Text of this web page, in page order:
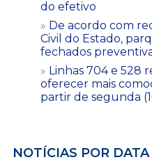
do efetivo
De acordo com
Civil do Estado,
fechados
Linhas 704 e 528
oferecer mais
partir de segunda
NOTÍCIAS POR DATA